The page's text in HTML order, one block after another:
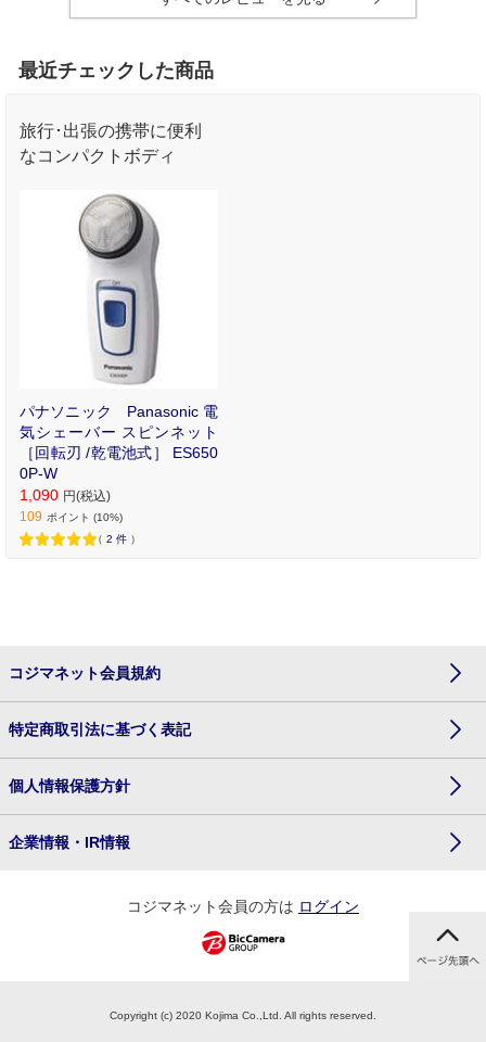
最近チェックした商品
旅行･出張の携帯に便利
なコンパクトボディ
パナソニック Panasonic 電
気シェーバー スピンネット
［回転刃 /乾電池式］ ES650
0P-W
1,090 円(税込)
109 ポイント (10%)
（ 2 件 ）
コジマネット会員規約
特定商取引法に基づく表記
個人情報保護方針
企業情報・IR情報
コジマネット会員の方は ログイン
Copyright (c) 2020 Kojima Co.,Ltd. All rights reserved.